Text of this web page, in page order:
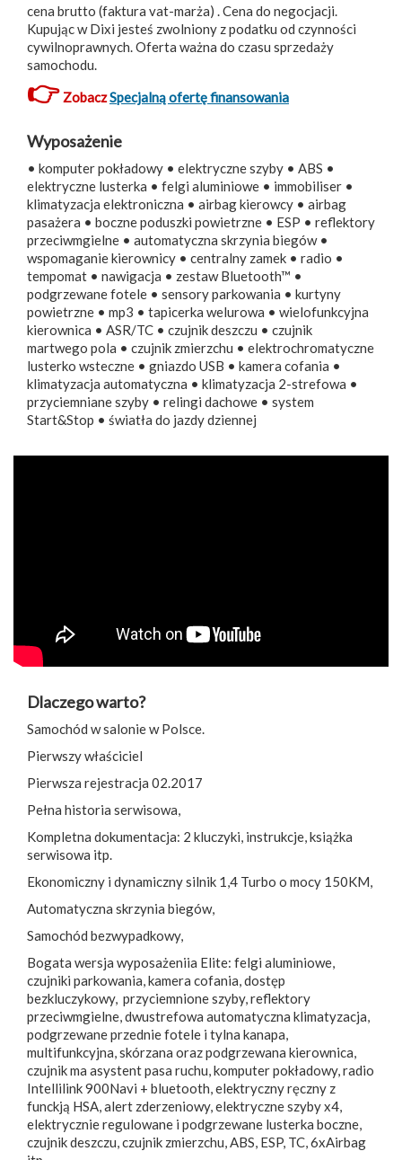
cena brutto (faktura vat-marża) . Cena do negocjacji.
Kupując w Dixi jesteś zwolniony z podatku od czynności
cywilnoprawnych. Oferta ważna do czasu sprzedaży
samochodu.
👉ZobaczSpecjalną ofertę finansowania
Wyposażenie
• komputer pokładowy • elektryczne szyby • ABS •
elektryczne lusterka • felgi aluminiowe • immobiliser •
klimatyzacja elektroniczna • airbag kierowcy • airbag
pasażera • boczne poduszki powietrzne • ESP • reflektory
przeciwmgielne • automatyczna skrzynia biegów •
wspomaganie kierownicy • centralny zamek • radio •
tempomat • nawigacja • zestaw Bluetooth™ •
podgrzewane fotele • sensory parkowania • kurtyny
powietrzne • mp3 • tapicerka welurowa • wielofunkcyjna
kierownica • ASR/TC • czujnik deszczu • czujnik
martwego pola • czujnik zmierzchu • elektrochromatyczne
lusterko wsteczne • gniazdo USB • kamera cofania •
klimatyzacja automatyczna • klimatyzacja 2-strefowa •
przyciemniane szyby • relingi dachowe • system
Start&Stop • światła do jazdy dziennej
Dlaczego warto?
Samochód w salonie w Polsce.
Pierwszy właściciel
Pierwsza rejestracja 02.2017
Pełna historia serwisowa,
Kompletna dokumentacja: 2 kluczyki, instrukcje, książka
serwisowa itp.
Ekonomiczny i dynamiczny silnik 1,4 Turbo o mocy 150KM,
Automatyczna skrzynia biegów,
Samochód bezwypadkowy,
Bogata wersja wyposażeniia Elite: felgi aluminiowe,
czujniki parkowania, kamera cofania, dostęp
bezkluczykowy, przyciemnione szyby, reflektory
przeciwmgielne, dwustrefowa automatyczna klimatyzacja,
podgrzewane przednie fotele i tylna kanapa,
multifunkcyjna, skórzana oraz podgrzewana kierownica,
czujnik ma asystent pasa ruchu, komputer pokładowy, radio
Intellilink 900Navi + bluetooth, elektryczny ręczny z
funckją HSA, alert zderzeniowy, elektryczne szyby x4,
elektrycznie regulowane i podgrzewane lusterka boczne,
czujnik deszczu, czujnik zmierzchu, ABS, ESP, TC, 6xAirbag